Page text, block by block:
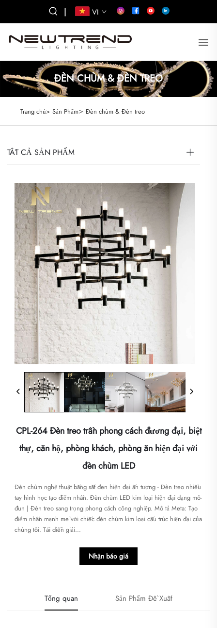
| VI
ĐÈN CHÙM & ĐÈN TREO
Trang chủ> Sản Phẩm> Đèn chùm & Đèn treo
TẤT CẢ SẢN PHẨM
CPL-264 Đèn treo trần phong cách đương đại, biệt
thự, căn hộ, phòng khách, phòng ăn hiện đại với
đèn chùm LED
Đèn chùm nghệ thuật bằng sắt đen hiện đại ấn tượng - Đèn treo nhiều
tay hình học tạo điểm nhấn. Đèn chùm LED kim loại hiện đại dạng mô-
đun | Đèn treo sang trọng phong cách công nghiệp. Mô tả Meta: Tạo
điểm nhấn mạnh mẽ với chiếc đèn chùm kim loại cấu trúc hiện đại của
chúng tôi. Tái diễn giải...
Nhận báo giá
Tổng quan Sản Phẩm Đề Xuất